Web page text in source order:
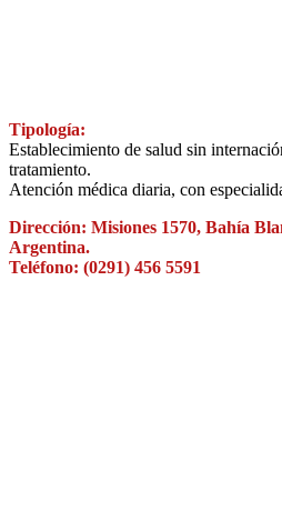
Tipología:
Establecimiento de salud sin
tratamiento.
Atención médica diaria, con
Dirección: Misiones 1570, Bahía
Argentina.
Teléfono: (0291) 456 5591